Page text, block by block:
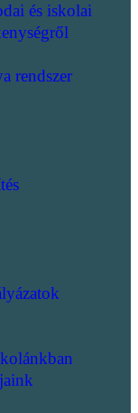
és iskolai
rendszer